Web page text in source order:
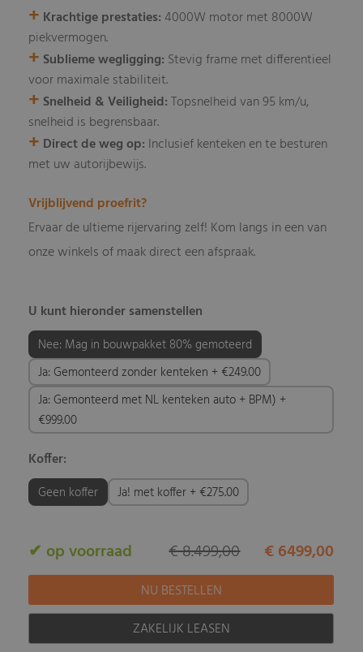
+ Krachtige prestaties: 4000W motor met 8000W
piekvermogen.
+ Sublieme wegligging: Stevig frame met differentieel
voor maximale stabiliteit.
+ Snelheid & Veiligheid:Topsnelheid van 95 km/u,
snelheid is begrensbaar.
+ Direct de weg op: Inclusief kenteken en te besturen
met uw autorijbewijs.
Vrijblijvend proefrit?
Ervaar de ultieme rijervaring zelf! Kom langs in een van
onze winkels of maak direct een afspraak.
U kunt hieronder samenstellen
Nee: Mag in bouwpakket 80% gemoteerd
Ja: Gemonteerd zonder kenteken + €249.00
Ja: Gemonteerd met NL kenteken auto + BPM) +
€999.00
Koffer:
Geen koffer Ja! met koffer + €275.00
✔ op voorraad € 6499,00
€ 8.499,00
ZAKELIJK LEASEN